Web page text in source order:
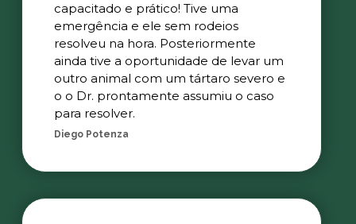
capacitado e prático! Tive uma
emergência e ele sem rodeios
resolveu na hora. Posteriormente
ainda tive a oportunidade de levar um
outro animal com um tártaro severo e
o o Dr. prontamente assumiu o caso
para resolver.
Diego Potenza